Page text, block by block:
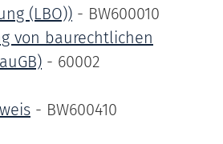
(LBO)) - BW600010
von baurechtlichen
- 60002
- BW600410